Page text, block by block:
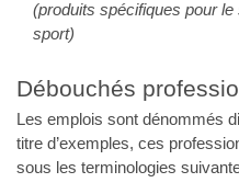
(produits spécifiques pour
sport)
Débouchés
Les emplois sont dénommés
titre d’exemples, ces
sous les terminologies